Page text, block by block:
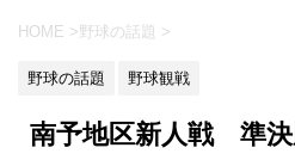
HOME >野球の話題 >
野球の話題 野球観戦
南予地区新人戦 準